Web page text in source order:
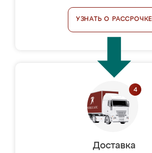
УЗНАТЬ О РАССРОЧКЕ
Доставка